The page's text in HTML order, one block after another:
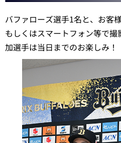
バファローズ選手1名と、お客
もしくはスマートフォン等で
加選手は当日までのお楽しみ！